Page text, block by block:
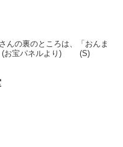
の裏のところは、「おんま
(お宝パネルより) (S)